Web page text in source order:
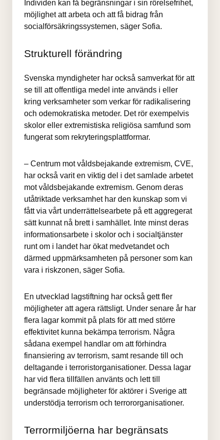
Individen kan få begränsningar i sin rörelsefrihet,
möjlighet att arbeta och att få bidrag från
socialförsäkringssystemen, säger Sofia.
Strukturell förändring
Svenska myndigheter har också samverkat för att
se till att offentliga medel inte används i eller
kring verksamheter som verkar för radikalisering
och odemokratiska metoder. Det rör exempelvis
skolor eller extremistiska religiösa samfund som
fungerat som rekryteringsplattformar.
– Centrum mot våldsbejakande extremism, CVE,
har också varit en viktig del i det samlade arbetet
mot våldsbejakande extremism. Genom deras
utåtriktade verksamhet har den kunskap som vi
fått via vårt underrättelsearbete på ett aggregerat
sätt kunnat nå brett i samhället. Inte minst deras
informationsarbete i skolor och i socialtjänster
runt om i landet har ökat medvetandet och
därmed uppmärksamheten på personer som kan
vara i riskzonen, säger Sofia.
En utvecklad lagstiftning har också gett fler
möjligheter att agera rättsligt. Under senare år har
flera lagar kommit på plats för att med större
effektivitet kunna bekämpa terrorism. Några
sådana exempel handlar om att förhindra
finansiering av terrorism, samt resande till och
deltagande i terroristorganisationer. Dessa lagar
har vid flera tillfällen använts och lett till
begränsade möjligheter för aktörer i Sverige att
understödja terrorism och terrororganisationer.
Terrormiljöerna har begränsats